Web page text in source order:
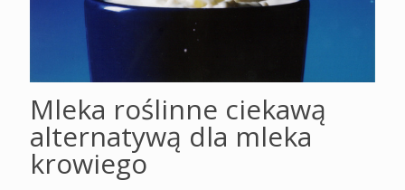
Mleka roślinne ciekawą
alternatywą dla mleka
krowiego